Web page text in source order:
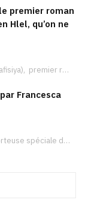
premier roman
Hlel, qu’on ne
Le cave de Hafisa (9abou 7afisiya), premier roman du journaliste tunisien Mohamed Amine Ben Hlel,…
Francesca
Francesca Albanese, rapporteuse spéciale de l’ONU sur les territoires palestiniens occupés, était à Tunis pour…